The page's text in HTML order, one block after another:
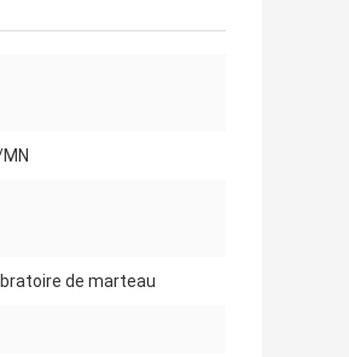
de marteau